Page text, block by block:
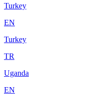
Turkey
EN
Turkey
TR
Uganda
EN